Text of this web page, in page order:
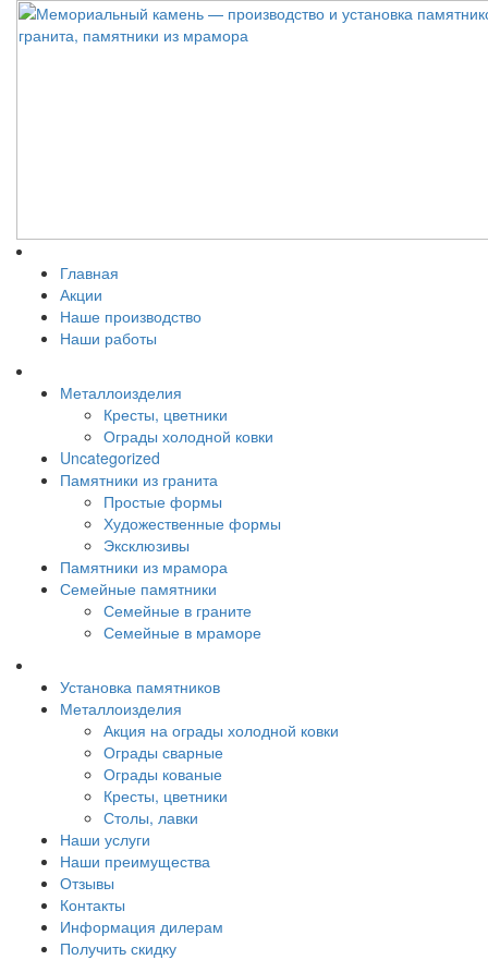
Главная
Акции
Наше производство
Наши работы
Металлоизделия
Кресты, цветники
Ограды холодной ковки
Uncategorized
Памятники из гранита
Простые формы
Художественные формы
Эксклюзивы
Памятники из мрамора
Семейные памятники
Семейные в граните
Семейные в мраморе
Установка памятников
Металлоизделия
Акция на ограды холодной ковки
Ограды сварные
Ограды кованые
Кресты, цветники
Столы, лавки
Наши услуги
Наши преимущества
Отзывы
Контакты
Информация дилерам
Получить скидку